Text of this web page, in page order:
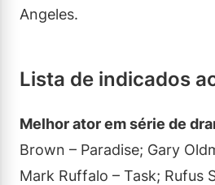
Angeles.
Lista de indicados
Melhor ator em série de
Brown – Paradise; Gary
Mark Ruffalo – Task; Rufus